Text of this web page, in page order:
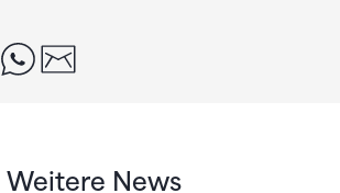
linkedinwhatsapp
Weitere News